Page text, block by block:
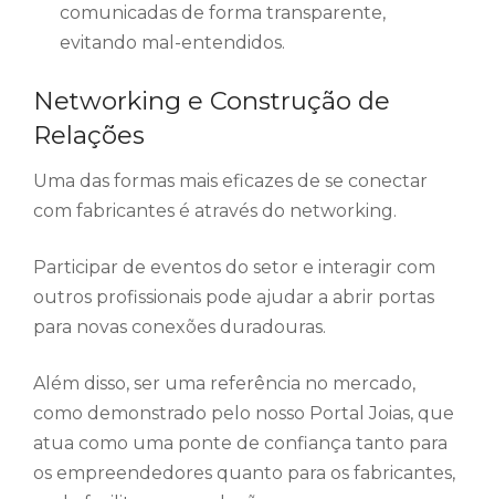
comunicadas de forma transparente,
evitando mal-entendidos.
Networking e Construção de
Relações
Uma das formas mais eficazes de se conectar
com fabricantes é através do networking.
Participar de eventos do setor e interagir com
outros profissionais pode ajudar a abrir portas
para novas conexões duradouras.
Além disso, ser uma referência no mercado,
como demonstrado pelo nosso Portal Joias, que
atua como uma ponte de confiança tanto para
os empreendedores quanto para os fabricantes,